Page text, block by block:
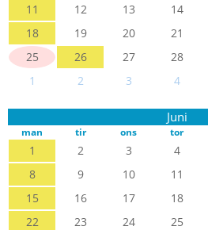
11
12 13 14
18
19 20 21
25
26 27 28
1
2 3 4
Juni
man tir ons tor
1 2 3 4
8
9 10 11
15
16 17 18
22
23 24 25